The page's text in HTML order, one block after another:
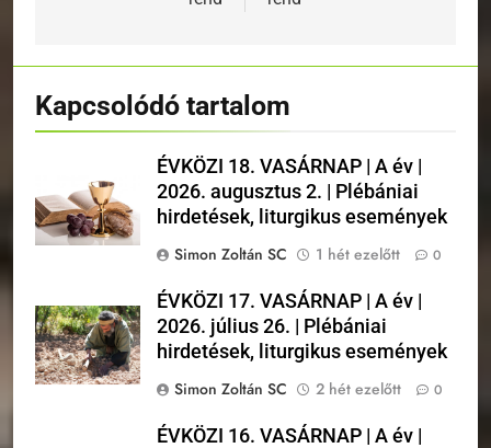
Kapcsolódó tartalom
ÉVKÖZI 18. VASÁRNAP | A év |
2026. augusztus 2. | Plébániai
hirdetések, liturgikus események
Simon Zoltán SC
1 hét ezelőtt 0
ÉVKÖZI 17. VASÁRNAP | A év |
2026. július 26. | Plébániai
hirdetések, liturgikus események
Simon Zoltán SC
2 hét ezelőtt 0
ÉVKÖZI 16. VASÁRNAP | A év |